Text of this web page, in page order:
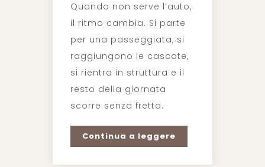
Quando non serve l’auto,
il ritmo cambia. Si parte
per una passeggiata, si
raggiungono le cascate,
si rientra in struttura e il
resto della giornata
scorre senza fretta.
Continua a leggere